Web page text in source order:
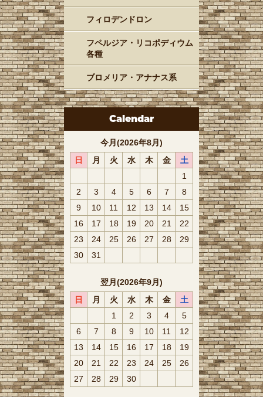
フィロデンドロン
フペルジア・リコポディウム
各種
ブロメリア・アナナス系
Calendar
今月(2026年8月)
日
月 火 水 木 金
土
1
2
3 4 5 6 7
8
9
10 11 12 13 14
15
16
17 18 19 20 21
22
23
24 25 26 27 28
29
30
31
翌月(2026年9月)
日
月 火 水 木 金
土
1
2 3 4
5
6
7 8 9 10 11
12
13
14 15 16 17 18
19
20
21 22 23 24 25
26
27
28 29 30